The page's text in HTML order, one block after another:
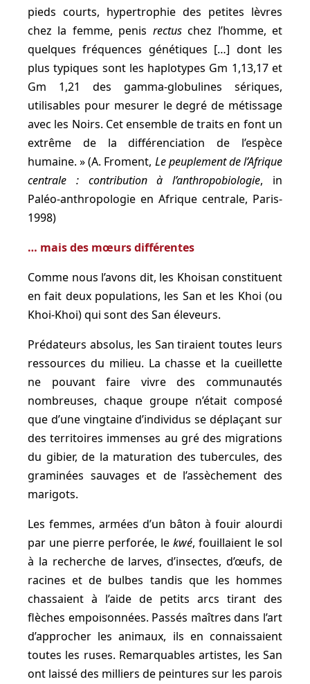
pieds courts, hypertrophie des petites lèvres
chez la femme, penis rectuschez l’homme, et
quelques fréquences génétiques […] dont les
plus typiques sont les haplotypes Gm 1,13,17 et
Gm 1,21 des gamma-globulines sériques,
utilisables pour mesurer le degré de métissage
avec les Noirs. Cet ensemble de traits en font un
extrême de la différenciation de l’espèce
humaine. » (A. Froment, Le peuplement de l’Afrique
centrale : contribution à l’anthropobiologie, in
Paléo-anthropologie en Afrique centrale, Paris-
1998)
… mais des mœurs différentes
Comme nous l’avons dit, les Khoisan constituent
en fait deux populations, les San et les Khoi (ou
Khoi-Khoi) qui sont des San éleveurs.
Prédateurs absolus, les San tiraient toutes leurs
ressources du milieu. La chasse et la cueillette
ne pouvant faire vivre des communautés
nombreuses, chaque groupe n’était composé
que d’une vingtaine d’individus se déplaçant sur
des territoires immenses au gré des migrations
du gibier, de la maturation des tubercules, des
graminées sauvages et de l’assèchement des
marigots.
Les femmes, armées d’un bâton à fouir alourdi
par une pierre perforée, le kwé, fouillaient le sol
à la recherche de larves, d’insectes, d’œufs, de
racines et de bulbes tandis que les hommes
chassaient à l’aide de petits arcs tirant des
flèches empoisonnées. Passés maîtres dans l’art
d’approcher les animaux, ils en connaissaient
toutes les ruses. Remarquables artistes, les San
ont laissé des milliers de peintures sur les parois